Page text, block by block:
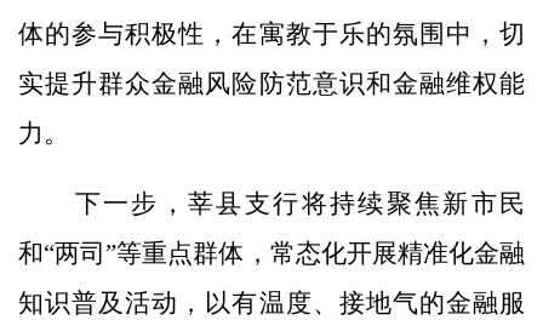
体的参与积极性，在寓教于乐的氛围中，切
实提升群众金融风险防范意识和金融维权能
力。
下一步，莘县支行将持续聚焦新市民
和“两司”等重点群体，常态化开展精准化金融
知识普及活动，以有温度、接地气的金融服